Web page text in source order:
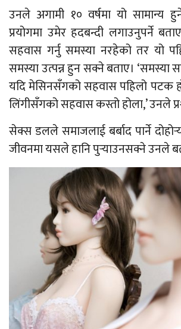
उनले अगामी १० वर्षमा यो
प्रयोगमा उमेर हदबन्दी लगाउनुपर्ने
सहवास गर्नु समस्या नरहेको तर यो
समस्या उत्पन्न हुन सक्ने बताए। ‘समस्या
यदि मेसिनसँगको सहवास पहिलो पटक
लिंगीसँगको सहवास कस्तो होला,’ उनले
सेक्स डलले समाजलाई बर्बाद पार्ने
जीवनमा यसले हानि पुर्‍याउनसक्ने उनले